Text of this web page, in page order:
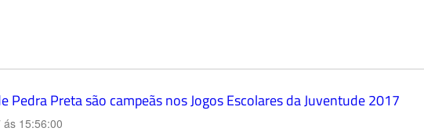
Pedra Preta são campeãs nos Jogos Escolares da Juventude 2017
15:56:00